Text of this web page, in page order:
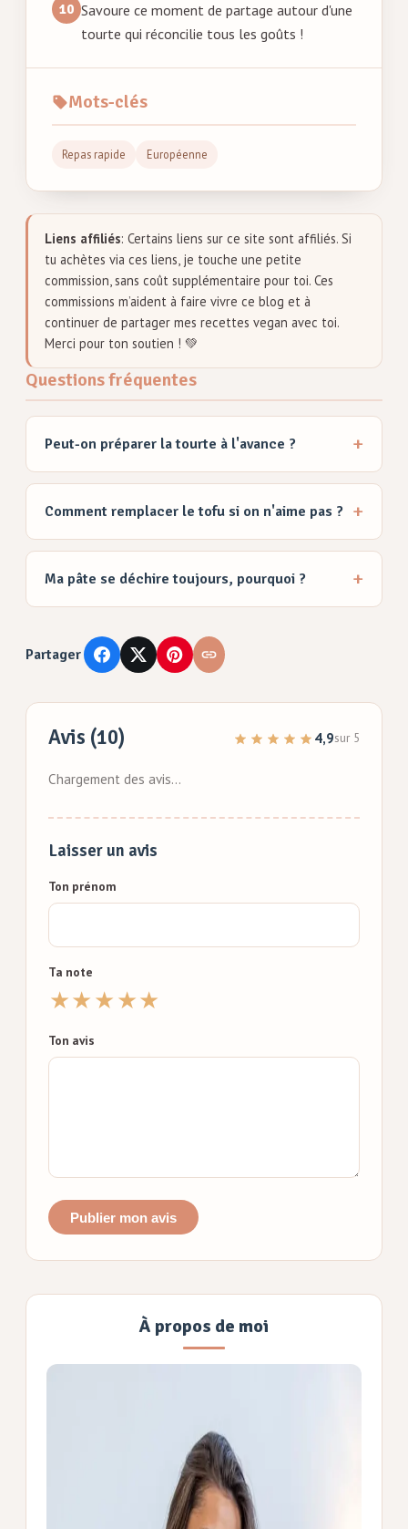
Savoure ce moment de partage autour d'une
tourte qui réconcilie tous les goûts !
Mots-clés
Repas rapide Européenne
Liens affiliés: Certains liens sur ce site sont affiliés. Si
tu achètes via ces liens, je touche une petite
commission, sans coût supplémentaire pour toi. Ces
commissions m’aident à faire vivre ce blog et à
continuer de partager mes recettes vegan avec toi.
Merci pour ton soutien ! 💚
Questions fréquentes
Peut-on préparer la tourte à l'avance ?
Comment remplacer le tofu si on n'aime pas ?
Ma pâte se déchire toujours, pourquoi ?
Partager
Avis (10) 4,9sur 5
Chargement des avis…
Laisser un avis
Ton prénom
Ta note
★★ ★ ★★
Ton avis
Publier mon avis
À propos de moi